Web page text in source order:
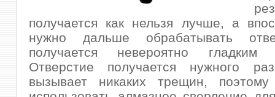
получается как нельзя лучше, а
нужно дальше обрабатывать
получается невероятно
Отверстие получается нужного
вызывает никаких трещин,